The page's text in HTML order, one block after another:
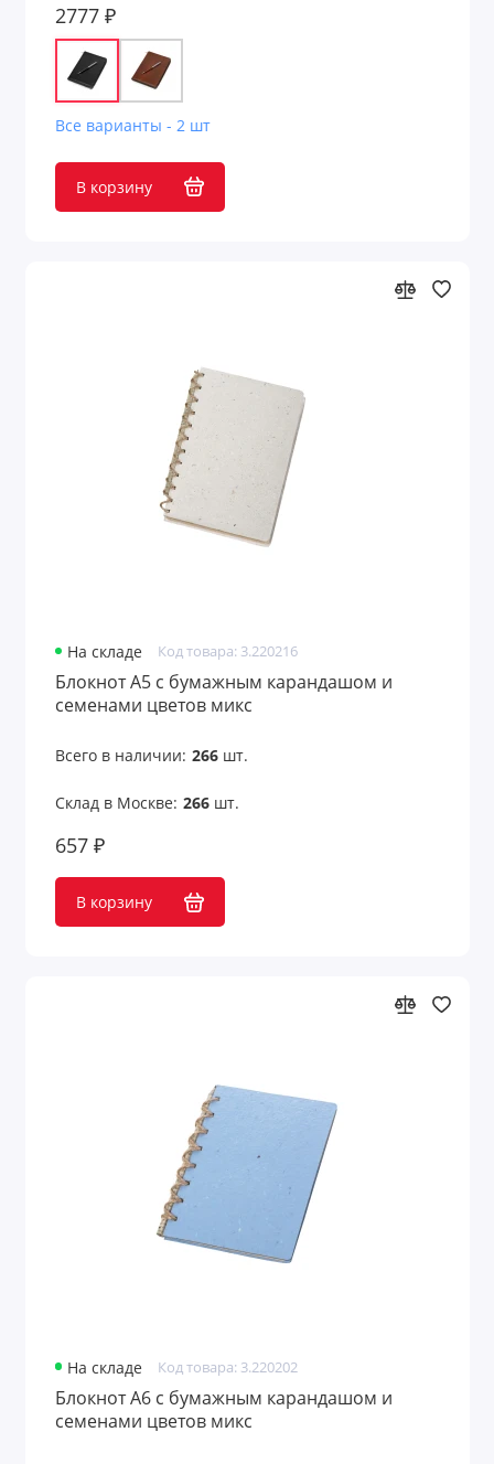
2777 ₽
Все варианты - 2 шт
В корзину
На складе Код товара: 3.220216
Блокнот А5 с бумажным карандашом и
семенами цветов микс
Всего в наличии: 266шт.
Склад в Москве: 266шт.
657 ₽
В корзину
На складе Код товара: 3.220202
Блокнот А6 с бумажным карандашом и
семенами цветов микс